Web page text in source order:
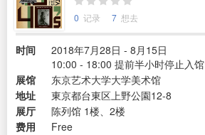
0 记录 7 想去
时间
2018年7月28日 - 8月15日
10:00 - 18:00 提前半小时停止入馆
展馆
东京艺术大学大学美术馆
地址
東京都台東区上野公園12-8
展厅
陈列馆 1楼、2楼
费用
Free